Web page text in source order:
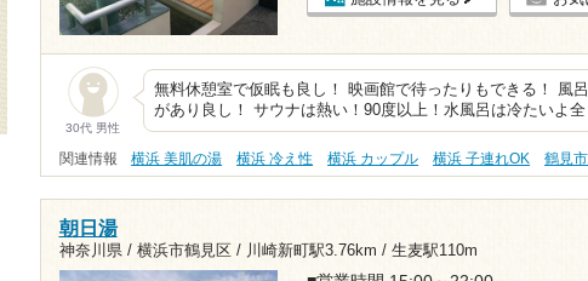
30代 男性
無料休憩室で仮眠も良し！ 映画館で待ったりもできる！ 風
があり良し！ サウナは熱い！90度以上！水風呂は冷たいよ
関連情報 横浜 美肌の湯 横浜 冷え性 横浜 カップル 横浜 子連れOK 鶴見
朝日湯
神奈川県 / 横浜市鶴見区 / 川崎新町駅3.76km / 生麦駅110m